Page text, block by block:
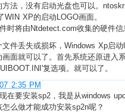
法，没有启动光盘也可以。
WIN XP的启动LOGO画面。
时将由Ntdetect.com收集的硬件
件丢失或损坏，Windows Xp启
面就可以了。首先系统还原进入
复选项。就可以了。
2:35 PM
在要安装sp2，我是从windows
么做才能成功安装sp2n呢？